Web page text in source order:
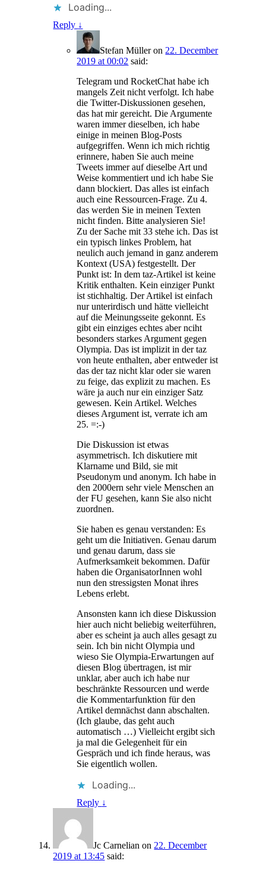
Loading...
Reply ↓
Stefan Mülleron 22. December
2019 at 00:02 said:
Telegram und RocketChat habe ich
mangels Zeit nicht verfolgt. Ich habe
die Twitter-Diskussionen gesehen,
das hat mir gereicht. Die Argumente
waren immer dieselben, ich habe
einige in meinen Blog-Posts
aufgegriffen. Wenn ich mich richtig
erinnere, haben Sie auch meine
Tweets immer auf dieselbe Art und
Weise kommentiert und ich habe Sie
dann blockiert. Das alles ist einfach
auch eine Ressourcen-Frage. Zu 4.
das werden Sie in meinen Texten
nicht finden. Bitte analysieren Sie!
Zu der Sache mit 33 stehe ich. Das ist
ein typisch linkes Problem, hat
neulich auch jemand in ganz anderem
Kontext (USA) festgestellt. Der
Punkt ist: In dem taz-Artikel ist keine
Kritik enthalten. Kein einziger Punkt
ist stichhaltig. Der Artikel ist einfach
nur unterirdisch und hätte vielleicht
auf die Meinungsseite gekonnt. Es
gibt ein einziges echtes aber nciht
besonders starkes Argument gegen
Olympia. Das ist implizit in der taz
von heute enthalten, aber entweder ist
das der taz nicht klar oder sie waren
zu feige, das explizit zu machen. Es
wäre ja auch nur ein einziger Satz
gewesen. Kein Artikel. Welches
dieses Argument ist, verrate ich am
25. =:-)
Die Diskussion ist etwas
asymmetrisch. Ich diskutiere mit
Klarname und Bild, sie mit
Pseudonym und anonym. Ich habe in
den 2000ern sehr viele Menschen an
der FU gesehen, kann Sie also nicht
zuordnen.
Sie haben es genau verstanden: Es
geht um die Initiativen. Genau darum
und genau darum, dass sie
Aufmerksamkeit bekommen. Dafür
haben die OrganisatorInnen wohl
nun den stressigsten Monat ihres
Lebens erlebt.
Ansonsten kann ich diese Diskussion
hier auch nicht beliebig weiterführen,
aber es scheint ja auch alles gesagt zu
sein. Ich bin nicht Olympia und
wieso Sie Olympia-Erwartungen auf
diesen Blog übertragen, ist mir
unklar, aber auch ich habe nur
beschränkte Ressourcen und werde
die Kommentarfunktion für den
Artikel demnächst dann abschalten.
(Ich glaube, das geht auch
automatisch …) Vielleicht ergibt sich
ja mal die Gelegenheit für ein
Gespräch und ich finde heraus, was
Sie eigentlich wollen.
Loading...
Reply ↓
Jc Carnelian on 22. December
2019 at 13:45 said: